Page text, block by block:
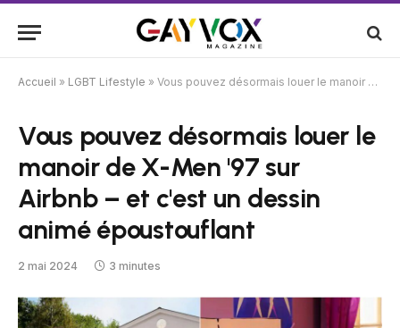
Accueil » LGBT Lifestyle » Vous pouvez désormais louer le manoir de X-Men '97 sur Airbnb – et c'est un dessin animé époustouflant
Vous pouvez désormais louer le
manoir de X-Men '97 sur
Airbnb – et c'est un dessin
animé époustouflant
2 mai 2024 3 minutes